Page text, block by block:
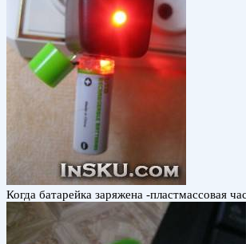
Когда батарейка заряжена -пластмассовая